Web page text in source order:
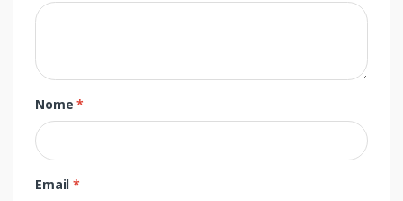
Nome*
Email*